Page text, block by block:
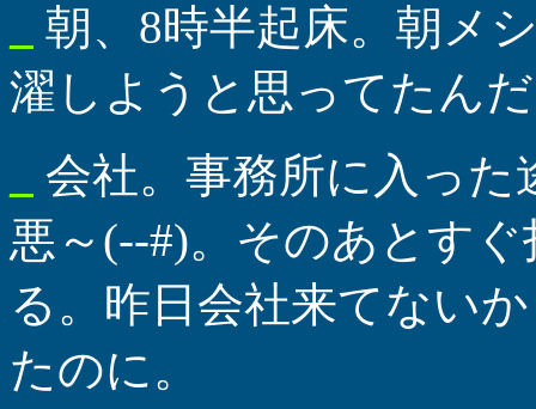
朝、8時半起床。朝メ
濯しようと思ってたん
会社。事務所に入っ
悪～(--#)。そのあとす
る。昨日会社来てない
たのに。